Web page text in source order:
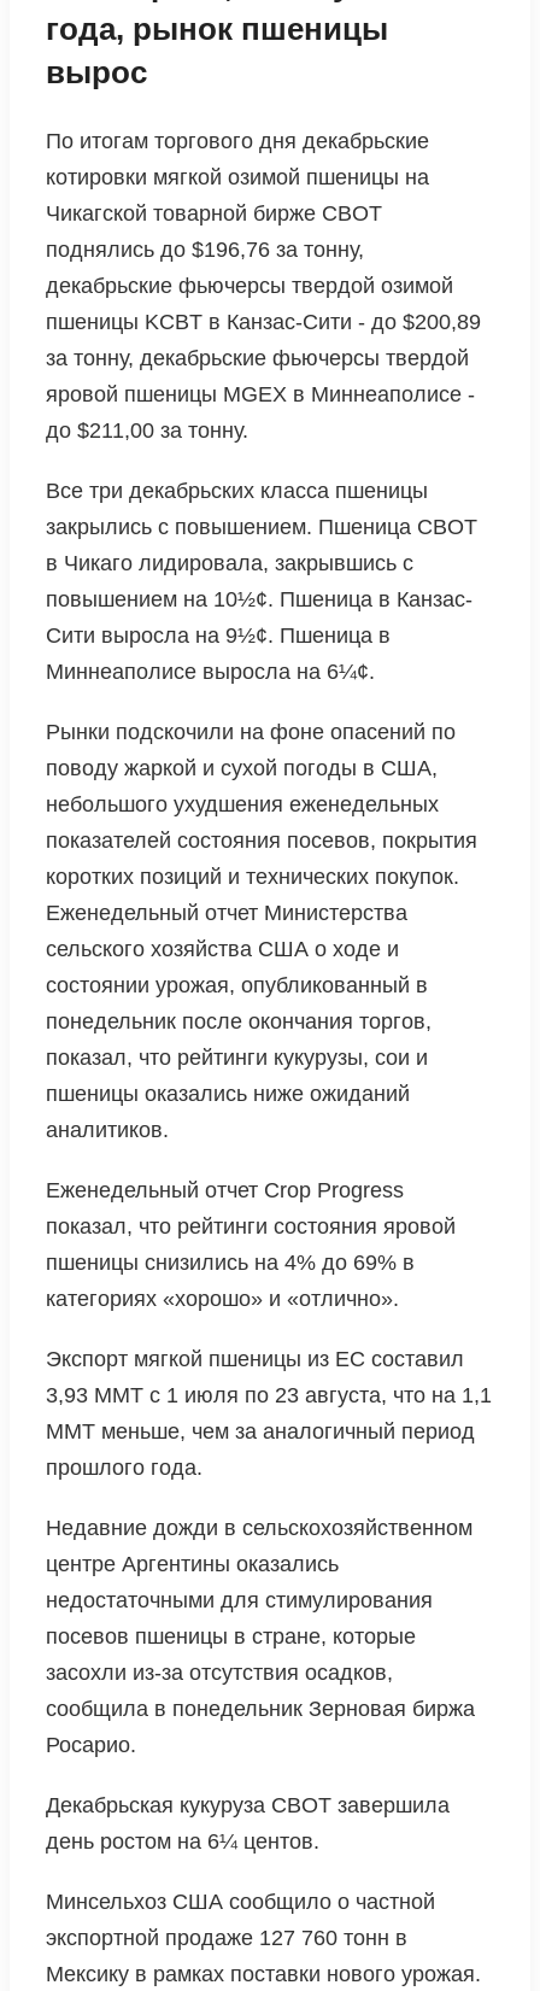
года, рынок пшеницы
вырос
По итогам торгового дня декабрьские
котировки мягкой озимой пшеницы на
Чикагской товарной бирже CBOT
поднялись до $196,76 за тонну,
декабрьские фьючерсы твердой озимой
пшеницы KCBT в Канзас-Сити - до $200,89
за тонну, декабрьские фьючерсы твердой
яровой пшеницы MGEХ в Миннеаполисе -
до $211,00 за тонну.
Все три декабрьских класса пшеницы
закрылись с повышением. Пшеница CBOT
в Чикаго лидировала, закрывшись с
повышением на 10½¢. Пшеница в Канзас-
Сити выросла на 9½¢. Пшеница в
Миннеаполисе выросла на 6¼¢.
Рынки подскочили на фоне опасений по
поводу жаркой и сухой погоды в США,
небольшого ухудшения еженедельных
показателей состояния посевов, покрытия
коротких позиций и технических покупок.
Еженедельный отчет Министерства
сельского хозяйства США о ходе и
состоянии урожая, опубликованный в
понедельник после окончания торгов,
показал, что рейтинги кукурузы, сои и
пшеницы оказались ниже ожиданий
аналитиков.
Еженедельный отчет Crop Progress
показал, что рейтинги состояния яровой
пшеницы снизились на 4% до 69% в
категориях «хорошо» и «отлично».
Экспорт мягкой пшеницы из ЕС составил
3,93 MMT с 1 июля по 23 августа, что на 1,1
MMT меньше, чем за аналогичный период
прошлого года.
Недавние дожди в сельскохозяйственном
центре Аргентины оказались
недостаточными для стимулирования
посевов пшеницы в стране, которые
засохли из-за отсутствия осадков,
сообщила в понедельник Зерновая биржа
Росарио.
Декабрьская кукуруза CBOT завершила
день ростом на 6¼ центов.
Минсельхоз США сообщило о частной
экспортной продаже 127 760 тонн в
Мексику в рамках поставки нового урожая.